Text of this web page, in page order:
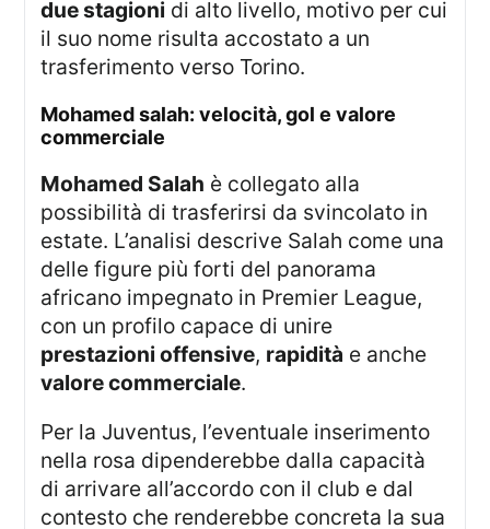
due stagioni di alto livello, motivo per cui
il suo nome risulta accostato a un
trasferimento verso Torino.
mohamed salah: velocità, gol e valore
commerciale
Mohamed Salah è collegato alla
possibilità di trasferirsi da svincolato in
estate. L’analisi descrive Salah come una
delle figure più forti del panorama
africano impegnato in Premier League,
con un profilo capace di unire
prestazioni offensive, rapidità e anche
valore commerciale.
Per la Juventus, l’eventuale inserimento
nella rosa dipenderebbe dalla capacità
di arrivare all’accordo con il club e dal
contesto che renderebbe concreta la sua